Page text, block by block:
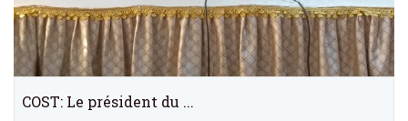
COST: Le président du ...